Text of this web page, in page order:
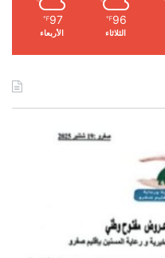
96
℉
الثلاثاء
97
℉
الأربعاء